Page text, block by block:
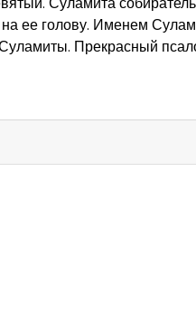
на ее голову. Именем
Прекрасный